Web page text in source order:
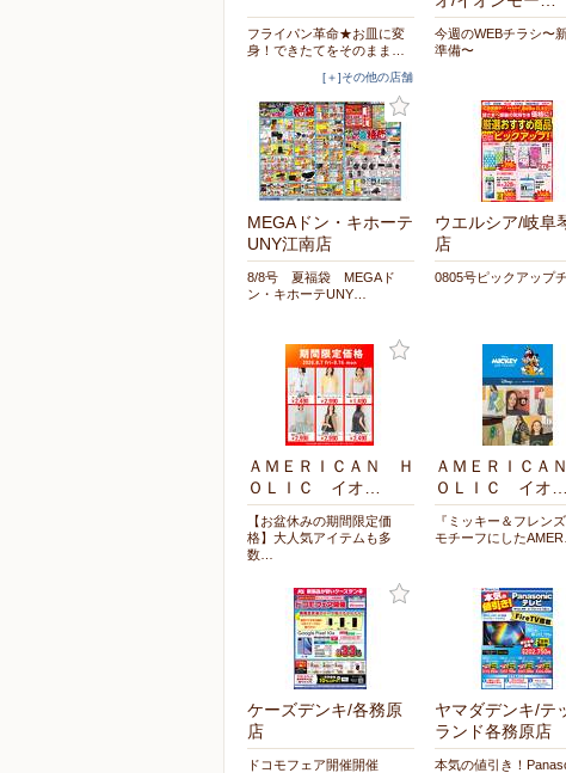
フライパン革命★お皿に変
身！できたてをそのまま…
[＋]その他の店舗
今週のWEBチラシ〜
準備〜
MEGAドン・キホーテ
UNY江南店
8/8号 夏福袋 MEGAド
ン・キホーテUNY…
ウエルシア/岐阜
店
0805号ピックアップ
ＡＭＥＲＩＣＡＮ Ｈ
ＯＬＩＣ イオ…
【お盆休みの期間限定価
格】大人気アイテムも多
数…
ＡＭＥＲＩＣＡ
ＯＬＩＣ イオ…
『ミッキー＆フレン
モチーフにした
ケーズデンキ/各務原
店
ドコモフェア開催開催
ヤマダデンキ/テ
ランド各務原店
本気の値引き！